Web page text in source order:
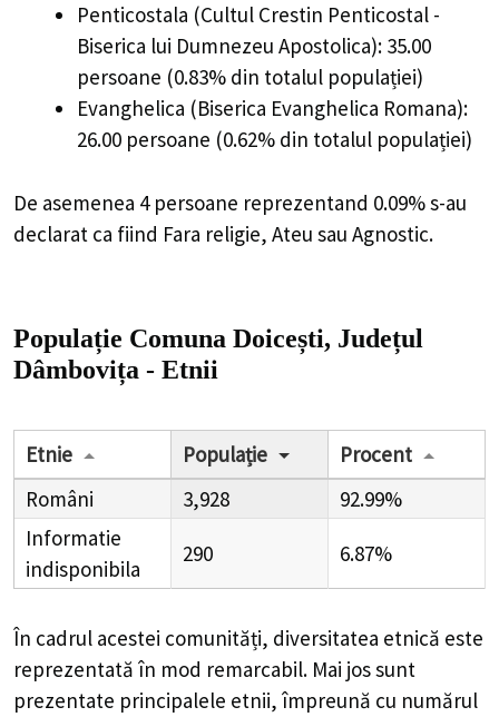
Penticostala (Cultul Crestin Penticostal -
Biserica lui Dumnezeu Apostolica): 35.00
persoane (0.83% din totalul populației)
Evanghelica (Biserica Evanghelica Romana):
26.00 persoane (0.62% din totalul populației)
De asemenea 4 persoane reprezentand 0.09% s-au
declarat ca fiind Fara religie, Ateu sau Agnostic.
Populație Comuna Doicești, Județul
Dâmbovița - Etnii
Etnie Populație
Procent
Români
3,928
92.99%
Informatie
indisponibila
290 6.87%
În cadrul acestei comunități, diversitatea etnică este
reprezentată în mod remarcabil. Mai jos sunt
prezentate principalele etnii, împreună cu numărul